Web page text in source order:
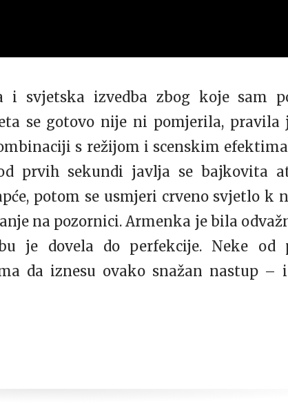
i svjetska izvedba zbog koje sam
se gotovo nije ni pomjerila, pravila
s režijom i scenskim
prvih sekundi javlja se bajkovita
potom se usmjeri crveno svjetlo k
na pozornici. Armenka je bila
je dovela do perfekcije. Neke od
da iznesu ovako snažan nastup –